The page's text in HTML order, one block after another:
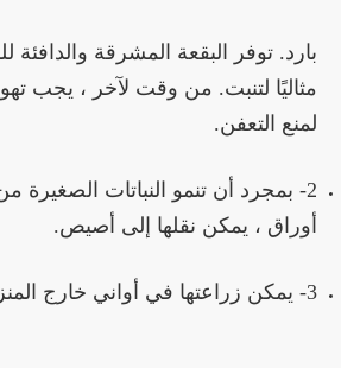
بارد. توفر البقعة المشرقة والدافئة
مثاليًا لتنبت. من وقت لآخر ، يجب
لمنع التعفن.
2- بمجرد أن تنمو النباتات
أوراق ، يمكن نقلها إلى أصيص.
3- يمكن زراعتها في أواني خارج المنزل